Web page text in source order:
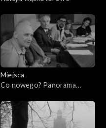
Miejsca
Co nowego? Panorama